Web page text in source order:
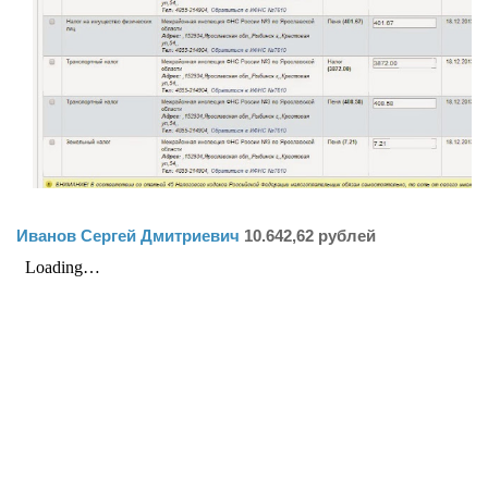
Иванов Сергей Дмитриевич 10.642,62 рублей